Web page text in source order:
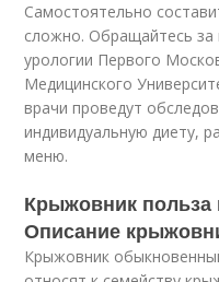
Самостоятельно
сложно. Обращайтесь
урологии Первого
Медицинского
врачи проведут
индивидуальную диету,
меню.
Крыжовник польза
Описание
Крыжовник